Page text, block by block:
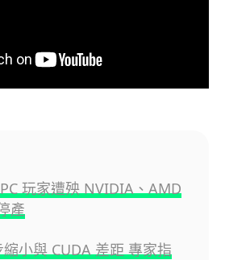
玩家遭殃 NVIDIA、AMD
產
小與 CUDA 差距 專家指